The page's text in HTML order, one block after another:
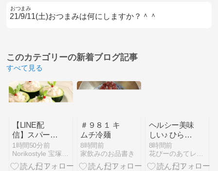
おつまみ
21/9/11(土)おつまみは何にしますか？＾＾
このカテゴリーの新着ブログ記事
すべて見る
【LINE配
信】スパーク
リングワイン
に合うレシ
ピ、ずっと好
1時間50分前
＃９８１ キ
ムチ冷麺
8時間前
家飲みのお品書き
ヘルシー美味
しい♪ ひらた
けとたまごの
めんつゆバタ
ー炒め
8時間前